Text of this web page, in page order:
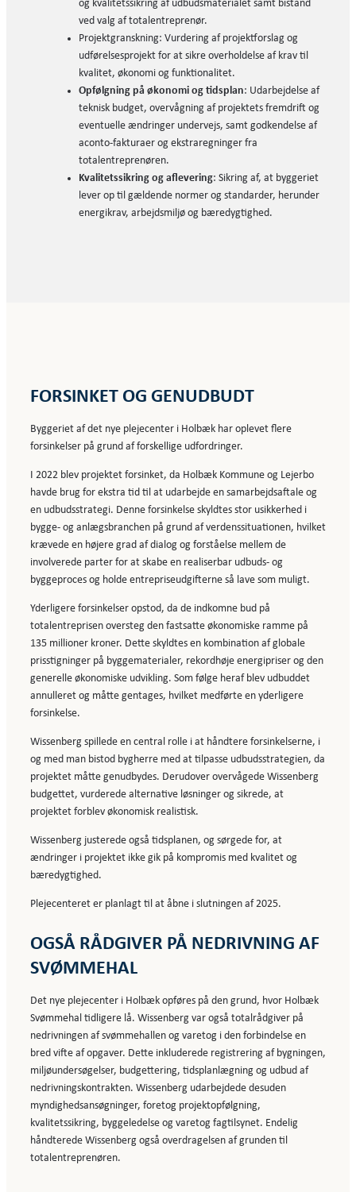
og kvalitetssikring af udbudsmaterialet samt bistand
ved valg af totalentreprenør.
Projektgranskning: Vurdering af projektforslag og
udførelsesprojekt for at sikre overholdelse af krav til
kvalitet, økonomi og funktionalitet.
Opfølgning på økonomi og tidsplan: Udarbejdelse af
teknisk budget, overvågning af projektets fremdrift og
eventuelle ændringer undervejs, samt godkendelse af
aconto-fakturaer og ekstraregninger fra
totalentreprenøren.
Kvalitetssikring og aflevering: Sikring af, at byggeriet
lever op til gældende normer og standarder, herunder
energikrav, arbejdsmiljø og bæredygtighed.
FORSINKET OG GENUDBUDT
Byggeriet af det nye plejecenter i Holbæk har oplevet flere
forsinkelser på grund af forskellige udfordringer.
I 2022 blev projektet forsinket, da Holbæk Kommune og Lejerbo
havde brug for ekstra tid til at udarbejde en samarbejdsaftale og
en udbudsstrategi. Denne forsinkelse skyldtes stor usikkerhed i
bygge- og anlægsbranchen på grund af verdenssituationen, hvilket
krævede en højere grad af dialog og forståelse mellem de
involverede parter for at skabe en realiserbar udbuds- og
byggeproces og holde entrepriseudgifterne så lave som muligt.
Yderligere forsinkelser opstod, da de indkomne bud på
totalentreprisen oversteg den fastsatte økonomiske ramme på
135 millioner kroner. Dette skyldtes en kombination af globale
prisstigninger på byggematerialer, rekordhøje energipriser og den
generelle økonomiske udvikling. Som følge heraf blev udbuddet
annulleret og måtte gentages, hvilket medførte en yderligere
forsinkelse.
Wissenberg spillede en central rolle i at håndtere forsinkelserne, i
og med man bistod bygherre med at tilpasse udbudsstrategien, da
projektet måtte genudbydes. Derudover overvågede Wissenberg
budgettet, vurderede alternative løsninger og sikrede, at
projektet forblev økonomisk realistisk.
Wissenberg justerede også tidsplanen, og sørgede for, at
ændringer i projektet ikke gik på kompromis med kvalitet og
bæredygtighed.
Plejecenteret er planlagt til at åbne i slutningen af 2025.
OGSÅ RÅDGIVER PÅ NEDRIVNING AF
SVØMMEHAL
Det nye plejecenter i Holbæk opføres på den grund, hvor Holbæk
Svømmehal tidligere lå. Wissenberg var også totalrådgiver på
nedrivningen af svømmehallen og varetog i den forbindelse en
bred vifte af opgaver. Dette inkluderede registrering af bygningen,
miljøundersøgelser, budgettering, tidsplanlægning og udbud af
nedrivningskontrakten. Wissenberg udarbejdede desuden
myndighedsansøgninger, foretog projektopfølgning,
kvalitetssikring, byggeledelse og varetog fagtilsynet. Endelig
håndterede Wissenberg også overdragelsen af grunden til
totalentreprenøren.